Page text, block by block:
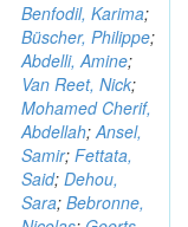
Benfodil, Karima;
Büscher, Philippe;
Abdelli, Amine;
Van Reet, Nick;
Mohamed Cherif,
Abdellah;Ansel,
Samir; Fettata,
Said; Dehou,
Sara; Bebronne,